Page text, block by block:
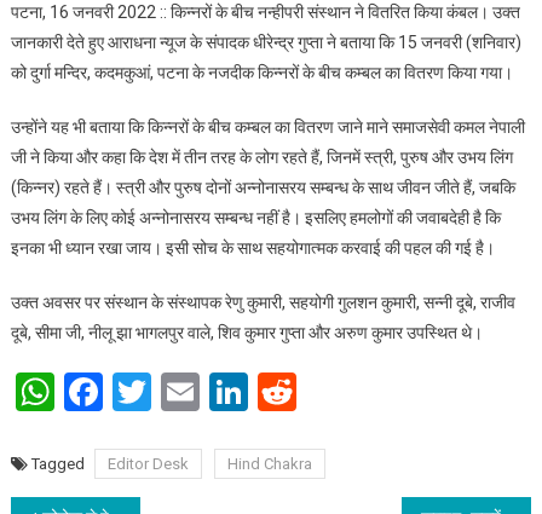
पटना, 16 जनवरी 2022 :: किन्नरों के बीच नन्हीपरी संस्थान ने वितरित किया कंबल। उक्त
जानकारी देते हुए आराधना न्यूज के संपादक धीरेन्द्र गुप्ता ने बताया कि 15 जनवरी (शनिवार)
को दुर्गा मन्दिर, कदमकुआं, पटना के नजदीक किन्नरों के बीच कम्बल का वितरण किया गया।
उन्होंने यह भी बताया कि किन्नरों के बीच कम्बल का वितरण जाने माने समाजसेवी कमल नेपाली
जी ने किया और कहा कि देश में तीन तरह के लोग रहते हैं, जिनमें स्त्री, पुरुष और उभय लिंग
(किन्नर) रहते हैं। स्त्री और पुरुष दोनों अन्नोनासरय सम्बन्ध के साथ जीवन जीते हैं, जबकि
उभय लिंग के लिए कोई अन्नोनासरय सम्बन्ध नहीं है। इसलिए हमलोगों की जवाबदेही है कि
इनका भी ध्यान रखा जाय। इसी सोच के साथ सहयोगात्मक करवाई की पहल की गई है।
उक्त अवसर पर संस्थान के संस्थापक रेणु कुमारी, सहयोगी गुलशन कुमारी, सन्नी दूबे, राजीव
दूबे, सीमा जी, नीलू झा भागलपुर वाले, शिव कुमार गुप्ता और अरुण कुमार उपस्थित थे।
WhatsApp
Facebook
Twitter
EmailLinkedIn
Reddit
Tagged Editor Desk Hind Chakra